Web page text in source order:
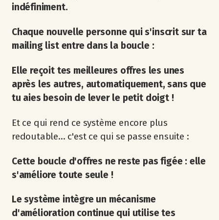
indéfiniment.
Chaque nouvelle personne qui s'inscrit sur ta
mailing list entre dans la boucle :
Elle reçoit tes meilleures offres les unes
après les autres, automatiquement, sans que
tu aies besoin de lever le petit doigt !
Et ce qui rend ce système encore plus
redoutable... c'est ce qui se passe ensuite :
Cette boucle d'offres ne reste pas figée : elle
s'améliore toute seule !
Le système intègre un mécanisme
d'amélioration continue qui utilise tes